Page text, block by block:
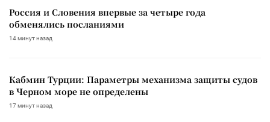
Россия и Словения впервые за четыре года
обменялись посланиями
14 минут назад
Кабмин Турции: Параметры механизма защиты судов
в Черном море не определены
17 минут назад